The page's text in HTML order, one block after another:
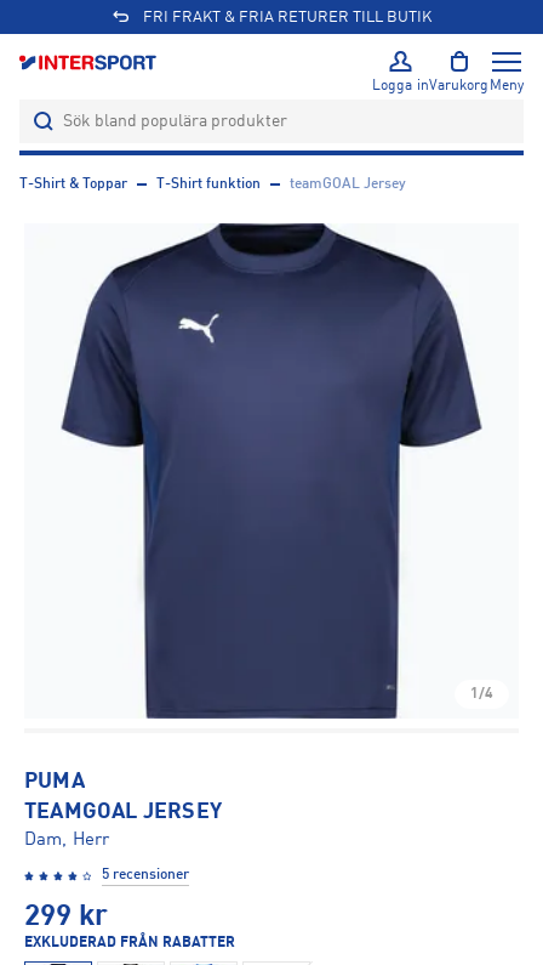
FRI FRAKT & FRIA RETURER TILL BUTIK
Logga inVarukorg Meny
T-Shirt & Toppar T-Shirt funktion teamGOAL Jersey
1/4
PUMA
TEAMGOAL JERSEY
Dam, Herr
5 recensioner
299 kr
EXKLUDERAD FRÅN RABATTER